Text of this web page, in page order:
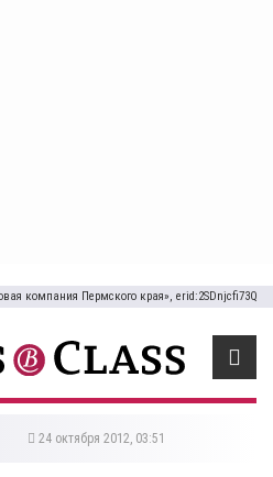
компания Пермского края», erid:2SDnjcfi73Q
24 октября 2012, 03:51